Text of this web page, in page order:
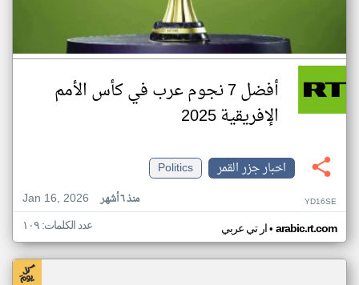
أفضل 7 نجوم عرب في كأس الأمم
الإفريقية 2025
اخبار جزر القمر
Politics
Jan 16, 2026
منذ ٦ أشهر YD16SE
ار تي عربي• arabic.rt.com عدد الكلمات: ١٠٩